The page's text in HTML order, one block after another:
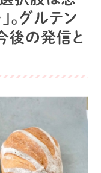
。グルテン
後の発信と